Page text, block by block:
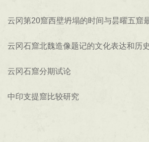
云冈第20窟西壁坍塌的时间与昙曜五窟
云冈石窟北魏造像题记的文化表达和历
云冈石窟分期试论
中印支提窟比较研究